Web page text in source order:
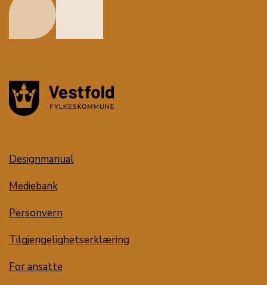
Designmanual
Mediebank
Personvern
Tilgjengelighetserklæring
For ansatte